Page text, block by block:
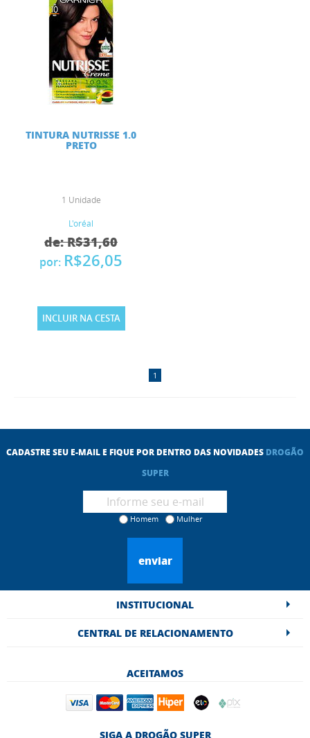
TINTURA NUTRISSE 1.0
PRETO
1 Unidade
L'oréal
de: R$31,60
por: R$26,05
INCLUIR NA CESTA
1
CADASTRE SEU E-MAIL E FIQUE POR DENTRO DAS NOVIDADES DROGÃO
SUPER
Homem Mulher
enviar
INSTITUCIONAL
CENTRAL DE RELACIONAMENTO
ACEITAMOS
SIGA A DROGÃO SUPER